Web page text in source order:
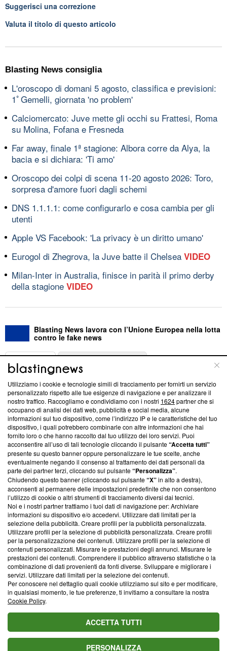
Suggerisci una correzione
Valuta il titolo di questo articolo
Blasting News consiglia
L'oroscopo di domani 5 agosto, classifica e previsioni:
1ﾟGemelli, giornata 'no problem'
Calciomercato: Juve mette gli occhi su Frattesi, Roma
su Molina, Fofana e Fresneda
Far away, finale 1ª stagione: Albora corre da Alya, la
bacia e si dichiara: 'Ti amo'
Oroscopo dei colpi di scena 11-20 agosto 2026: Toro,
sorpresa d'amore fuori dagli schemi
DNS 1.1.1.1: come configurarlo e cosa cambia per gli
utenti
Apple VS Facebook: 'La privacy è un diritto umano'
Eurogol di Zhegrova, la Juve batte il Chelsea VIDEO
Milan-Inter in Australia, finisce in parità il primo derby
della stagione VIDEO
Blasting News lavora con l’Unione Europea nella lotta
contro le fake news
ABOUT
Questa sezione offre informazioni trasparenti su Blasting
News, sui nostri processi editoriali e su come ci impegniamo a
creare news di qualità. Inoltre, afferma la nostra aderenza a
‘Trust Project - News with Integrity’Blasting News non è
ancora membro del programma, ma ha richiesto di farne
parte; Trust Project non ha ancora effettuato una verifica di
conformità agli standard.
Su di noi
Team editoriale
Corporate
Redazione
Informativa Privacy
Cookie Policy
Blasting SA, IDI CHE-247.845.224, Via Carlo Frasca, 3 - 6900
Lugano (Svizzera) Tel:+39 0690258937
© 2026 Blasting News
Utilizziamo i cookie e tecnologie simili di tracciamento per fornirti un servizio
personalizzato rispetto alle tue esigenze di navigazione e per analizzare il
nostro traffico. Raccogliamo e condividiamo con i nostri 1624partner che si
occupano di analisi dei dati web, pubblicità e social media, alcune
informazioni sul tuo dispositivo, come l’indirizzo IP e le caratteristiche del tuo
dispositivo, i quali potrebbero combinarle con altre informazioni che hai
fornito loro o che hanno raccolto dal tuo utilizzo dei loro servizi. Puoi
acconsentire all’uso di tali tecnologie cliccando il pulsante“Accetta tutti”
presente su questo banner oppure personalizzare le tue scelte, anche
eventualmente negando il consenso al trattamento dei dati personali da
parte dei partner terzi, cliccando sul pulsante“Personalizza”.
Chiudendo questo banner (cliccando sul pulsante“X”in alto a destra),
acconsenti al permanere delle impostazioni predefinite che non consentono
l’utilizzo di cookie o altri strumenti di tracciamento diversi dai tecnici.
Noi e i nostri partner trattiamo i tuoi dati di navigazione per: Archiviare
informazioni su dispositivo e/o accedervi. Utilizzare dati limitati per la
selezione della pubblicità. Creare profili per la pubblicità personalizzata.
Utilizzare profili per la selezione di pubblicità personalizzata. Creare profili
per la personalizzazione dei contenuti. Utilizzare profili per la selezione di
contenuti personalizzati. Misurare le prestazioni degli annunci. Misurare le
prestazioni dei contenuti. Comprendere il pubblico attraverso statistiche o la
combinazione di dati provenienti da fonti diverse. Sviluppare e migliorare i
servizi. Utilizzare dati limitati per la selezione dei contenuti.
Per conoscere nel dettaglio quali cookie utilizziamo sul sito e per modificare,
in qualsiasi momento, le tue preferenze, ti invitiamo a consultare la nostra
Cookie Policy.
ACCETTA TUTTI
PERSONALIZZA